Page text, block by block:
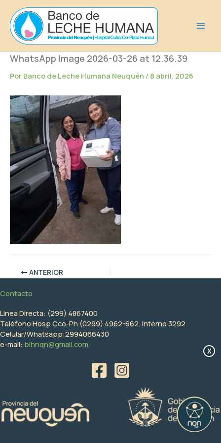
contenido
WhatsApp Image 2026-03-26 at 12.36.39
Por Banco de Leche Humana Neuquén / 8 abril, 2026
ANTERIOR
Contacto
Linea Directa: (299) 4867400
Teléfono Hosp Cco-Ph (0299) 4962-662. Interno 3292
Celular/Whatsapp:2994066430
e-mail: blhnqn@gmail.com
X